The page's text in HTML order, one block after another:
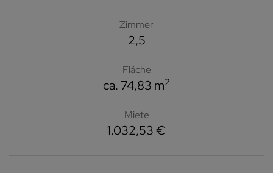
Zimmer
2,5
Fläche
ca. 74,83 m2
Miete
1.032,53 €